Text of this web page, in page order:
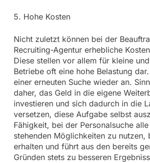
5. Hohe Kosten
Nicht zuletzt können bei der
Recruiting-Agentur erhebliche
Diese stellen vor allem für kleine
Betriebe oft eine hohe Belastung
einer erneuten Suche wieder an.
daher, das Geld in die eigene
investieren und sich dadurch in die
versetzen, diese Aufgabe selbst
Fähigkeit, bei der Personalsuche
stehenden Möglichkeiten zu nutzen,
erhalten und führt aus den bereits
Gründen stets zu besseren